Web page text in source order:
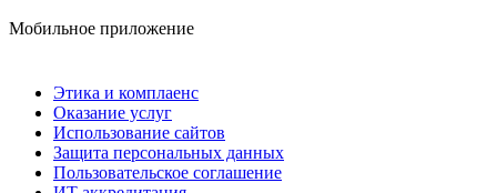
Мобильное приложение
Этика и комплаенс
Оказание услуг
Использование сайтов
Защита персональных данных
Пользовательское соглашение